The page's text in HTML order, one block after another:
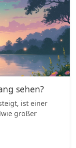
sehen?
ist einer
größer